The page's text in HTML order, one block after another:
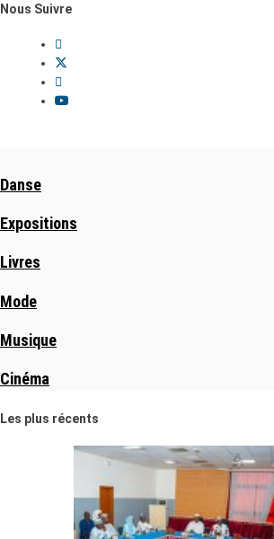
Nous Suivre
Danse
Expositions
Livres
Mode
Musique
Cinéma
Les plus récents